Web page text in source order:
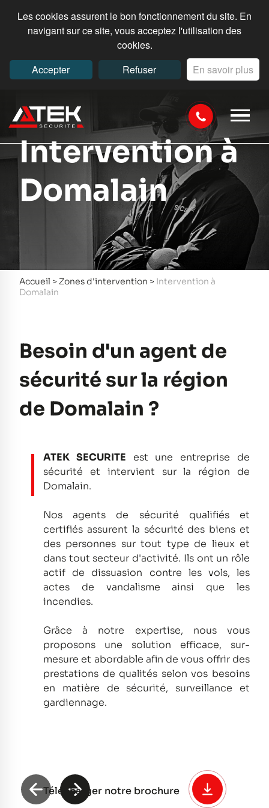
Les cookies assurent le bon fonctionnement du site. En
navigant sur ce site, vous acceptez l'utilisation des
cookies.
Accepter
Refuser En savoir plus
Intervention à
Domalain
Accueil > Zones d'intervention > Intervention à
Domalain
Besoin d'un agent de
sécurité sur la région
de Domalain ?
ATEK SECURITE est une entreprise de
sécurité et intervient sur la région de
Domalain.
Nos agents de sécurité qualifiés et
certifiés assurent la sécurité des biens et
des personnes sur tout type de lieux et
dans tout secteur d'activité. Ils ont un rôle
actif de dissuasion contre les vols, les
actes de vandalisme ainsi que les
incendies.
Grâce à notre expertise, nous vous
proposons une solution efficace, sur-
mesure et abordable afin de vous offrir des
prestations de qualités selon vos besoins
en matière de sécurité, surveillance et
gardiennage.
Télécharger notre brochure